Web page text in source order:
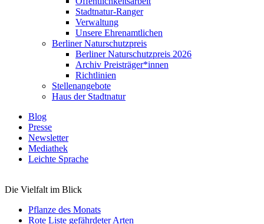
Stadtnatur-Ranger
Verwaltung
Unsere Ehrenamtlichen
Berliner Naturschutzpreis
Berliner Naturschutzpreis 2026
Archiv Preisträger*innen
Richtlinien
Stellenangebote
Haus der Stadtnatur
Blog
Presse
Newsletter
Mediathek
Leichte Sprache
Die Vielfalt im Blick
Pflanze des Monats
Rote Liste gefährdeter Arten